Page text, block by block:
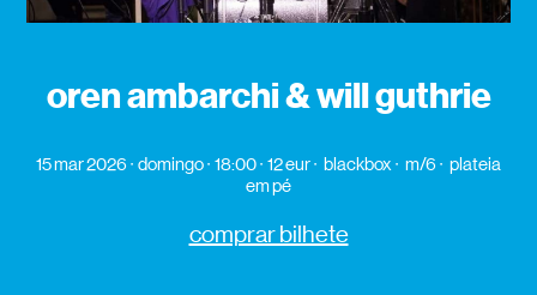
oren ambarchi & will guthrie
15 mar 2026 domingo 18:00 12 eur blackbox m/6
plateia
em pé
comprar bilhete